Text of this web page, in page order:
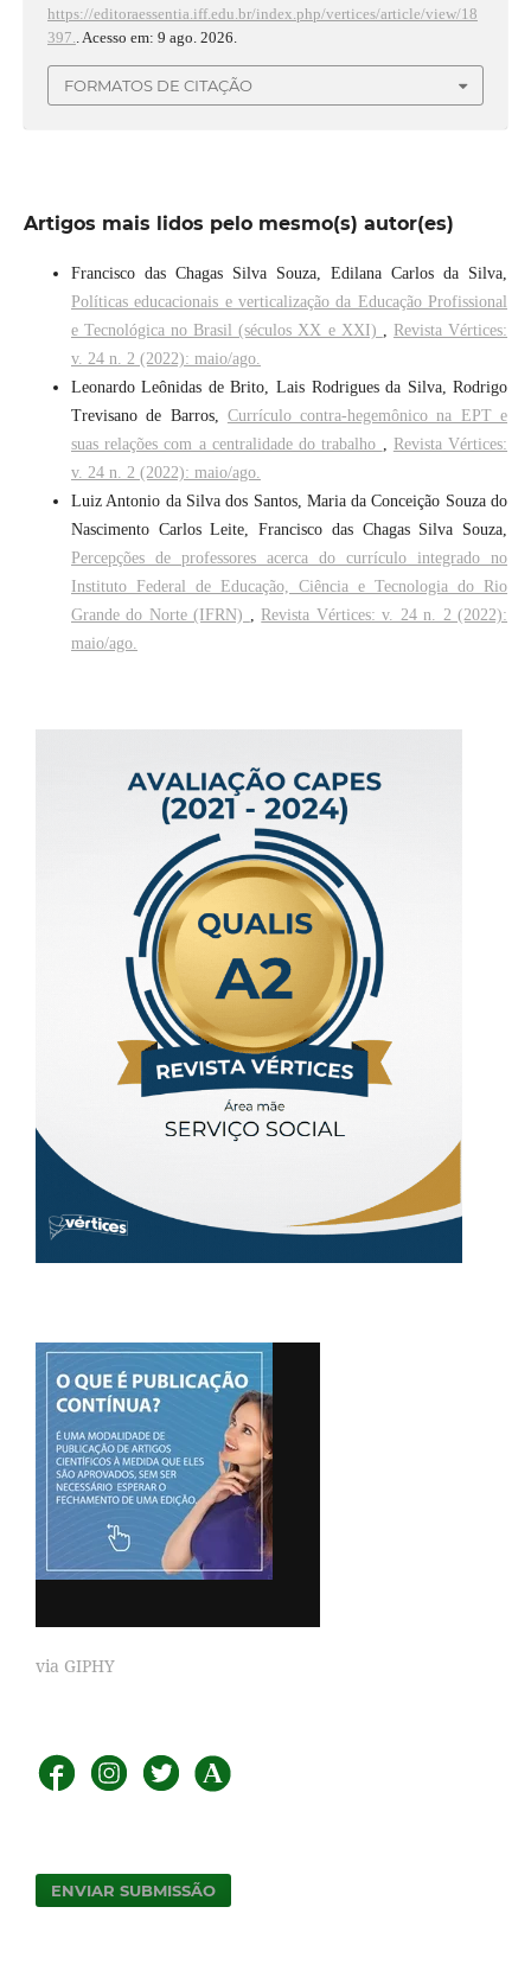
https://editoraessentia.iff.edu.br/index.php/vertices/article/view/18
397.
. Acesso em: 9 ago. 2026.
FORMATOS DE CITAÇÃO
Artigos mais lidos pelo mesmo(s) autor(es)
Francisco das Chagas Silva Souza, Edilana Carlos da Silva,
Políticas educacionais e verticalização da Educação Profissional
e Tecnológica no Brasil (séculos XX e XXI) , Revista Vértices:
v. 24 n. 2 (2022): maio/ago.
Leonardo Leônidas de Brito, Lais Rodrigues da Silva, Rodrigo
Trevisano de Barros, Currículo contra-hegemônico na EPT e
suas relações com a centralidade do trabalho , Revista Vértices:
v. 24 n. 2 (2022): maio/ago.
Luiz Antonio da Silva dos Santos, Maria da Conceição Souza do
Nascimento Carlos Leite, Francisco das Chagas Silva Souza,
Percepções de professores acerca do currículo integrado no
Instituto Federal de Educação, Ciência e Tecnologia do Rio
Grande do Norte (IFRN) , Revista Vértices: v. 24 n. 2 (2022):
maio/ago.
via GIPHY
ENVIAR SUBMISSÃO